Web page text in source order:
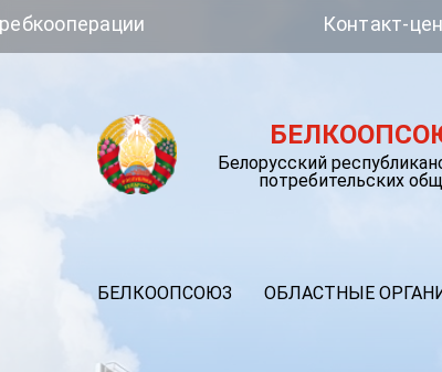
Контакт-центр
Белорусский
потребительских
БЕЛКООПСОЮЗ ОБЛАСТНЫЕ